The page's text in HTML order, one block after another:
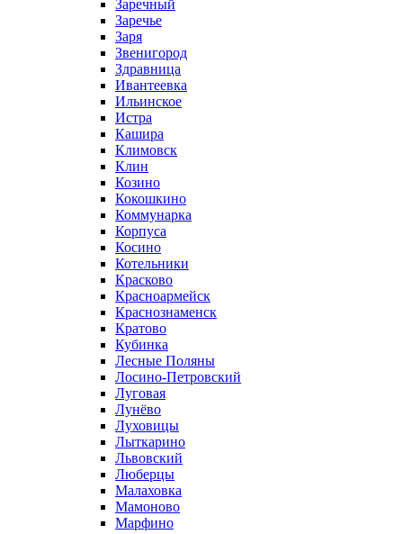
Заречный
Заречье
Заря
Звенигород
Здравница
Ивантеевка
Ильинское
Истра
Кашира
Климовск
Клин
Козино
Кокошкино
Коммунарка
Корпуса
Косино
Котельники
Красково
Красноармейск
Краснознаменск
Кратово
Кубинка
Лесные Поляны
Лосино-Петровский
Луговая
Лунёво
Луховицы
Лыткарино
Львовский
Люберцы
Малаховка
Мамоново
Марфино